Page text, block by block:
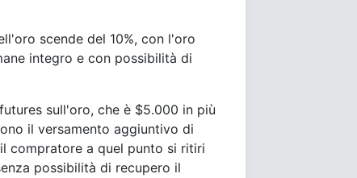
scende del 10%, con l'oro
integro e con possibilità di
sull'oro, che è $5.000 in più
il versamento aggiuntivo di
compratore a quel punto si ritiri
possibilità di recupero il